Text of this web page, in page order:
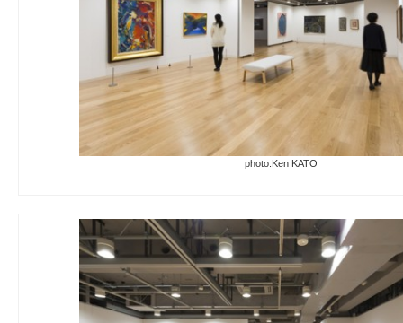
photo:Ken KATO